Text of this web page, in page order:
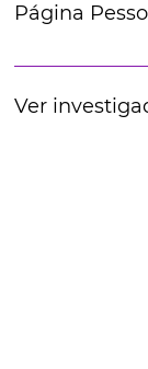
Página
Ver